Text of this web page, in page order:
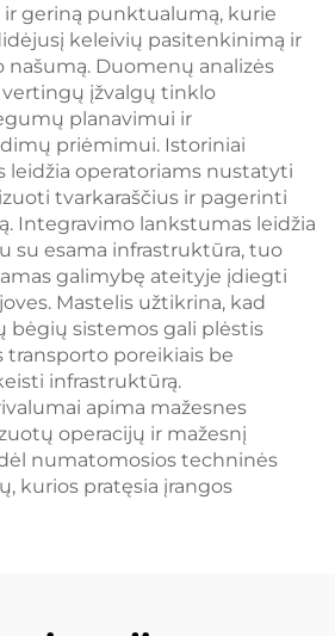
geriną punktualumą, kurie
keleivių pasitenkinimą ir
Duomenų analizės
įžvalgų tinklo
planavimui ir
priėmimui. Istoriniai
leidžia operatoriams nustatyti
tvarkaraščius ir pagerinti
Integravimo lankstumas leidžia
su esama infrastruktūra, tuo
galimybę ateityje įdiegti
Mastelis užtikrina, kad
bėgių sistemos gali plėstis
transporto poreikiais be
infrastruktūrą.
apima mažesnes
operacijų ir mažesnį
numatomosios techninės
kurios pratęsia įrangos